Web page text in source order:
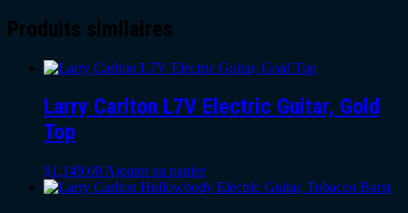
Produits similaires
Larry Carlton L7V Electric Guitar, Gold
Top
$1,149.00 Ajouter au panier